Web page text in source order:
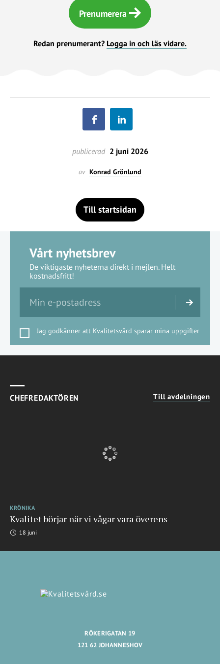
Prenumerera
Redan prenumerant? Logga in och läs vidare.
publicerad 2 juni 2026
av Konrad Grönlund
Till startsidan
Vårt nyhetsbrev
De viktigaste nyheterna direkt i mejlen. Helt
kostnadsfritt!
Jag godkänner att Kvalitetsvård sparar mina uppgifter
CHEFREDAKTÖREN Till avdelningen
KRÖNIKA
Kvalitet börjar när vi vågar vara överens
18 juni
RÖKERIGATAN 19
121 62 JOHANNESHOV